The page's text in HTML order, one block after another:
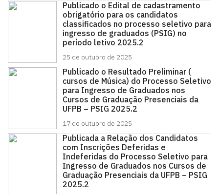
Publicado o Edital de cadastramento
obrigatório para os candidatos
classificados no processo seletivo para
ingresso de graduados (PSIG) no
período letivo 2025.2
25 de outubro de 2025
Publicado o Resultado Preliminar (
cursos de Música) do Processo Seletivo
para Ingresso de Graduados nos
Cursos de Graduação Presenciais da
UFPB – PSIG 2025.2
17 de outubro de 2025
Publicada a Relação dos Candidatos
com Inscrições Deferidas e
Indeferidas do Processo Seletivo para
Ingresso de Graduados nos Cursos de
Graduação Presenciais da UFPB – PSIG
2025.2